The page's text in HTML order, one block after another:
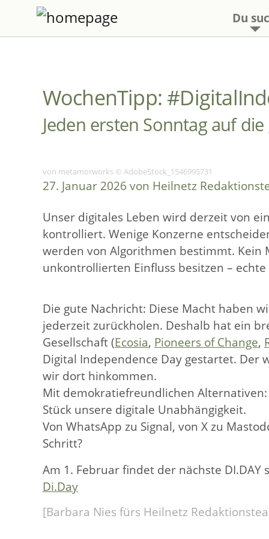
Du
WochenTipp:
Jeden ersten Sonntag auf
von metamorworks © AdobeStock_1546995731
27. Januar 2026 von Heilnetz
Unser digitales Leben wird derzeit von
kontrolliert. Wenige Konzerne
werden von Algorithmen bestimmt.
unkontrollierten Einfluss besitzen –
Die gute Nachricht: Diese Macht haben
jederzeit zurückholen. Deshalb hat ein
Gesellschaft (Ecosia, Pioneers of Change,
Digital Independence Day gestartet. Der
wir dort hinkommen.
Mit demokratiefreundlichen
Stück unsere digitale Unabhängigkeit.
Von WhatsApp zu Signal, von X zu
Schritt?
Am 1. Februar findet der nächste
Di.Day
[Barbara Nies fürs Heilnetz